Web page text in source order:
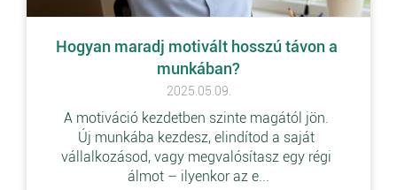
Hogyan maradj motivált hosszú távon a
munkában?
2025.05.09.
A motiváció kezdetben szinte magától jön.
Új munkába kezdesz, elindítod a saját
vállalkozásod, vagy megvalósítasz egy régi
álmot – ilyenkor az e...